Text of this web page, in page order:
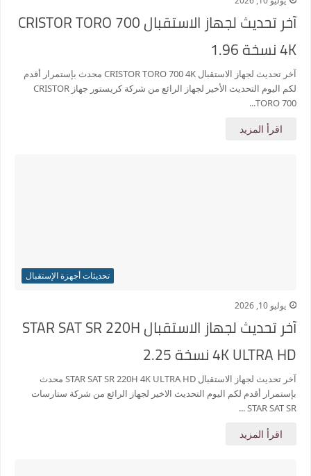
آخر تحديث لجهاز الاستقبال CRISTOR TORO 700
4K نسخة 1.96
آخر تحديث لجهاز الاستقبال CRISTOR TORO 700 4K محدث بإستمرار أقدم
لكم اليوم التحديث الأخير لجهاز الرائع من شركة كريستور جهاز CRISTOR
TORO 700...
اقرأ المزيد
تحديثات أجهزة الإستقبال
يوليو 10, 2026
آخر تحديث لجهاز الاستقبال STAR SAT SR 220H
4K ULTRA HD نسخة 2.25
آخر تحديث لجهاز الاستقبال STAR SAT SR 220H 4K ULTRA HD محدث
بإستمرار أقدم لكم اليوم التحديث الاخير لجهاز الرائع من شركة ستارسات
STAR SAT SR ...
اقرأ المزيد